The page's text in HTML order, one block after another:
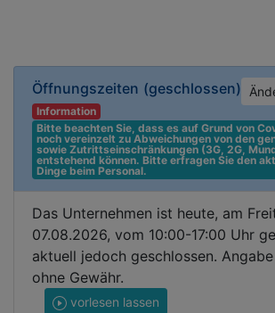
Öffnungszeiten (geschlossen)
Information
Bitte beachten Sie, dass es auf Grund von
noch vereinzelt zu Abweichungen von den
sowie Zutrittseinschränkungen (3G, 2G,
entstehend können. Bitte erfragen Sie den
Dinge beim Personal.
Das Unternehmen ist heute, am
07.08.2026, vom 10:00-17:00 Uhr
aktuell jedoch geschlossen.
ohne Gewähr.
vorlesen lassen